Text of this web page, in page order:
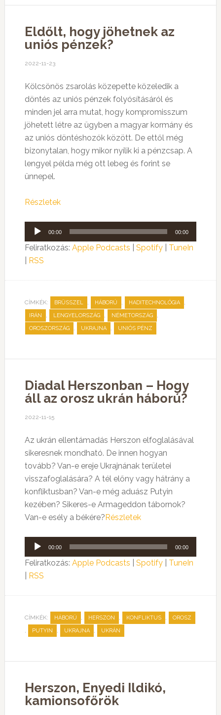
Eldőlt, hogy jöhetnek az
uniós pénzek?
2022-11-23
Kölcsönös zsarolás közepette közeledik a
döntés az uniós pénzek folyósításáról és
minden jel arra mutat, hogy kompromisszum
jöhetett létre az ügyben a magyar kormány és
az uniós döntéshozók között. De ettől még
bizonytalan, hogy mikor nyílik ki a pénzcsap. A
lengyel példa még ott lebeg és forint se
ünnepel.
Részletek
Audió
lejátszó
00:00 00:00
Feliratkozás: Apple Podcasts Spotify| TuneIn
RSS
CÍMKÉK: BRÜSSZEL , HÁBORÚ , HADITECHNOLÓGIA ,
IRÁN , LENGYELORSZÁG , NÉMETORSZÁG ,
OROSZORSZÁG , UKRAJNA , UNIÓS PÉNZ
Diadal Herszonban – Hogy
áll az orosz ukrán háború?
2022-11-15
Az ukrán ellentámadás Herszon elfoglalásával
sikeresnek mondható. De innen hogyan
tovább? Van-e ereje Ukrajnának területei
visszafoglalására? A tél előny vagy hátrány a
konfliktusban? Van-e még aduász Putyin
kezében? Sikeres-e Armageddon tábornok?
Van-e esély a békére?Részletek
Audió
lejátszó
00:00 00:00
Feliratkozás: Apple Podcasts Spotify| TuneIn
RSS
CÍMKÉK: HÁBORÚ , HERSZON , KONFLIKTUS , OROSZ
, PUTYIN , UKRAJNA , UKRÁN
Herszon, Enyedi Ildikó,
kamionsofőrök